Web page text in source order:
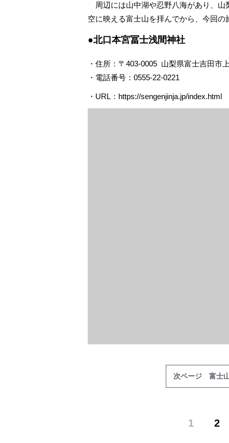
周辺には山中湖や忍野八海があり、山
空に映える富士山を拝んでから、今回の
●北口本宮冨士浅間神社
・住所：〒403-0005 山梨県富士吉田市
・電話番号：0555-22-0221
・URL：https://sengenjinja.jp/index.html
次ページ 富士
1 2